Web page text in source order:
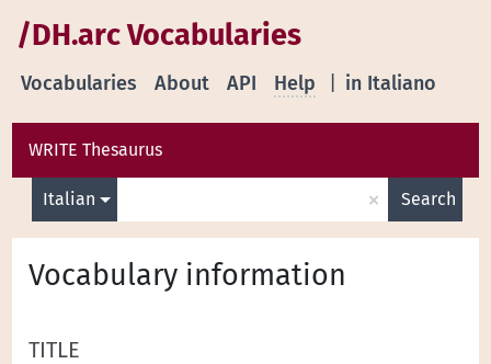
/DH.arc Vocabularies
in Italiano
Vocabularies About API Help
WRITE Thesaurus
Italian × Search
Vocabulary information
TITLE